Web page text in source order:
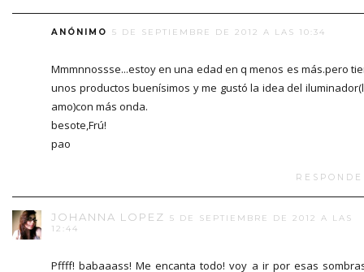
ANÓNIMO 5 DE SEPTIEMBRE DE 2012 A LAS 10:34
Mmmnnossse...estoy en una edad en q menos es más.pero
unos productos buenísimos y me gustó la idea del
amo)con más onda.
besote,Frú!
pao
JOHANNA LOPEZ
5 DE SEPTIEMBRE DE 2012 A LAS
12:44
Pffff! babaaass! Me encanta todo! voy a ir por esas